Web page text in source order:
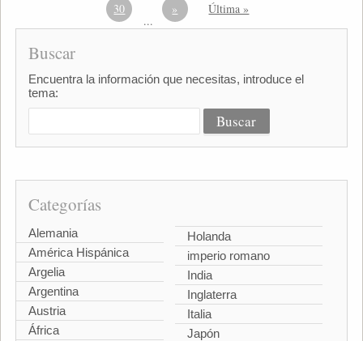
30
...
» Última »
Buscar
Encuentra la información que necesitas, introduce el
tema:
Categorías
Alemania
América Hispánica
Argelia
Argentina
Austria
África
Holanda
imperio romano
India
Inglaterra
Italia
Japón